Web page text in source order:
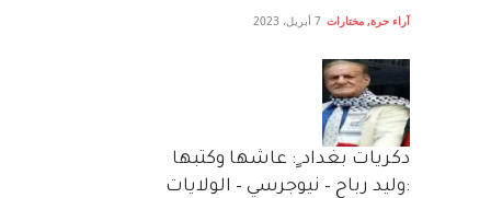
آراء حرة, مختارات 7 أبريل، 2023
دكريات بغداد ٍ: عاشها وكتبها
:وليد رباح – نيوجرسي – الولايات